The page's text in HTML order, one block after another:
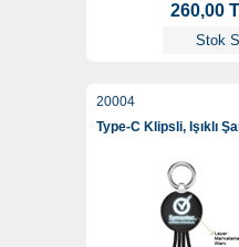
260,00
Stok
20004
Type-C Klipsli, Işıklı